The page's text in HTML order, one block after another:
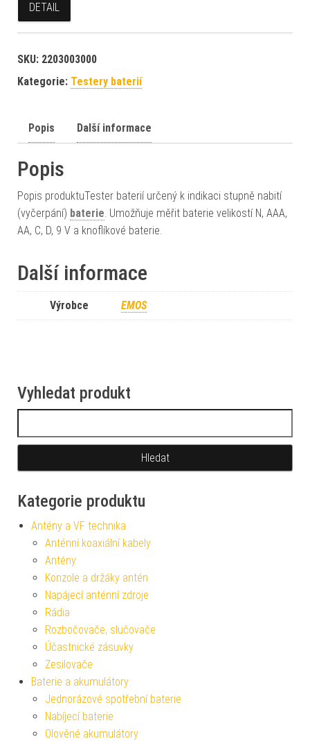
DETAIL
SKU: 2203003000
Kategorie: Testery baterií
Popis Další informace
Popis
Popis produktuTester baterií určený k indikaci stupně nabití
(vyčerpání) baterie. Umožňuje měřit baterie velikostí N, AAA,
AA, C, D, 9 V a knoflíkové baterie.
Další informace
Výrobce EMOS
Vyhledat produkt
Kategorie produktu
Antény a VF technika
Anténní koaxiální kabely
Antény
Konzole a držáky antén
Napájecí anténní zdroje
Rádia
Rozbočovače, slučovače
Účastnické zásuvky
Zesilovače
Baterie a akumulátory
Jednorázové spotřební baterie
Nabíjecí baterie
Olověné akumulátory